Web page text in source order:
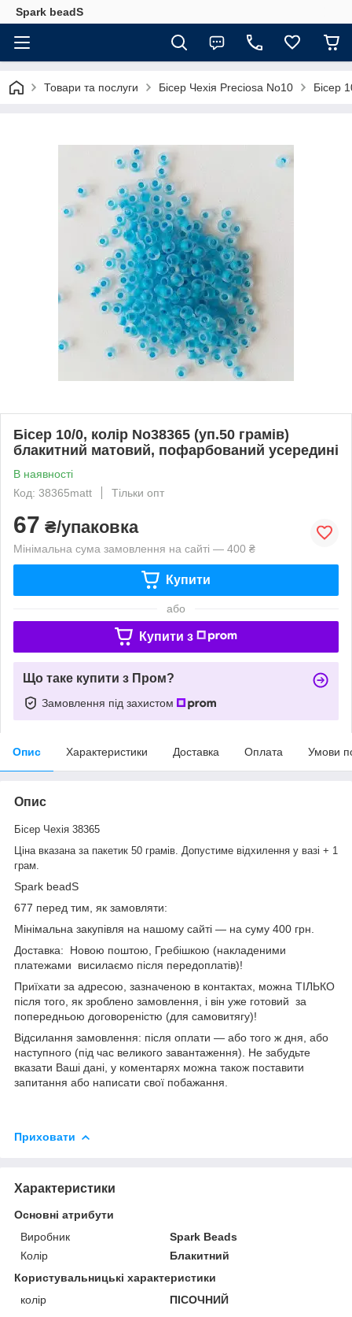
Spark beadS
Товари та послуги Бісер Чехія Preciosa No10 Бісер
Бісер 10/0, колір No38365 (уп.50 грамів)
блакитний матовий, пофарбований усередині
В наявності
Код: 38365matt
Тільки опт
67 ₴/упаковка
Мінімальна сума замовлення на сайті — 400 ₴
Купити
або
Купити з
Що таке купити з Пром?
Замовлення під захистом
Опис Характеристики Доставка Оплата Умови
Опис
Бісер Чехія 38365
Ціна вказана за пакетик 50 грамів. Допустиме відхилення у вазі + 1
грам.
Spark beadS
677 перед тим, як замовляти:
Мінімальна закупівля на нашому сайті — на суму 400 грн.
Доставка: Новою поштою, Гребішкою (накладеними
платежами висилаємо після передоплатів)!
Приїхати за адресою, зазначеною в контактах, можна ТІЛЬКО
після того, як зроблено замовлення, і він уже готовий за
попередньою договореністю (для самовитягу)!
Відсилання замовлення: після оплати — або того ж дня, або
наступного (під час великого завантаження). Не забудьте
вказати Ваші дані, у коментарях можна також поставити
запитання або написати свої побажання.
Приховати
Характеристики
Основні атрибути
Виробник
Spark Beads
Колір
Блакитний
Користувальницькі характеристики
колір
ПІСОЧНИЙ